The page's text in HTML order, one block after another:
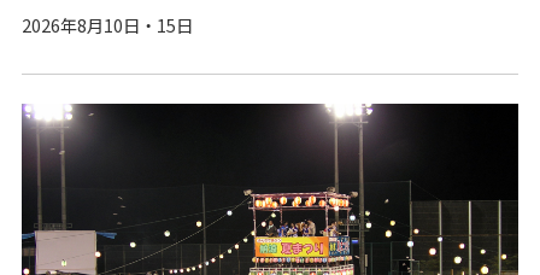
2026年8月10日・15日